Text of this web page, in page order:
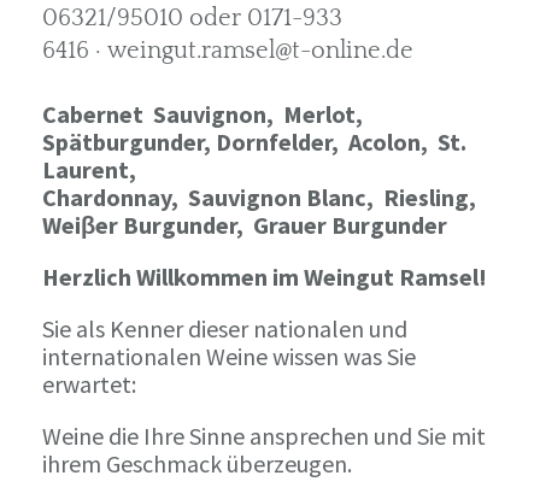
06321/95010 oder 0171-933
6416 · weingut.ramsel@t-online.de
Cabernet Sauvignon, Merlot,
Spätburgunder, Dornfelder, Acolon, St.
Laurent,
Chardonnay, Sauvignon Blanc, Riesling,
Weiβer Burgunder, Grauer Burgunder
Herzlich Willkommen im Weingut Ramsel!
Sie als Kenner dieser nationalen und
internationalen Weine wissen was Sie
erwartet:
Weine die Ihre Sinne ansprechen und Sie mit
ihrem Geschmack überzeugen.